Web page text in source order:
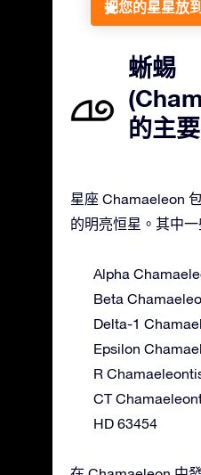
把您的星星放
蜥蜴
的主
星座 Chamaeleon
的明亮恒星。其中一
Alpha
Beta
Delta-1
Epsilon
R
CT
HD 63454